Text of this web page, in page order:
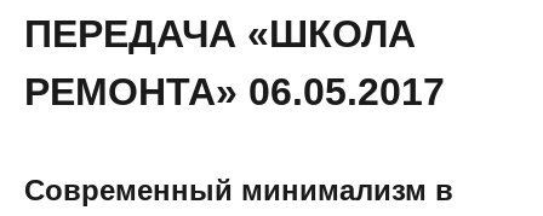
ПЕРЕДАЧА «ШКОЛА
РЕМОНТА» 06.05.2017
Современный минимализм в